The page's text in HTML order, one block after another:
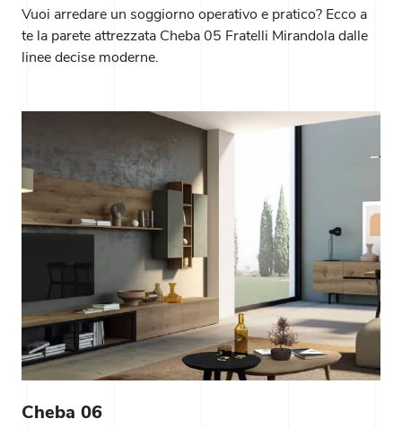
Vuoi arredare un soggiorno operativo e pratico? Ecco a
te la parete attrezzata Cheba 05 Fratelli Mirandola dalle
linee decise moderne.
Cheba 06